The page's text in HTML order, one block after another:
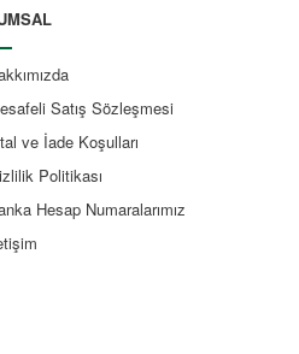
Satış Sözleşmesi
ve İade Koşulları
Politikası
Hesap Numaralarımız